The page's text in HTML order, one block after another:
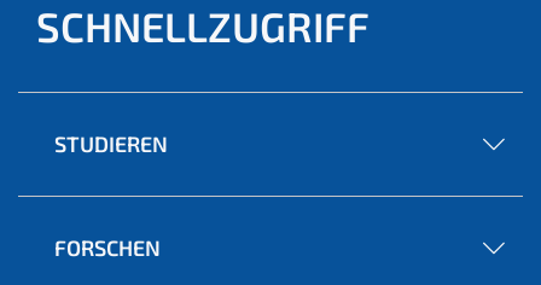
SCHNELLZUGRIFF
STUDIEREN
FORSCHEN